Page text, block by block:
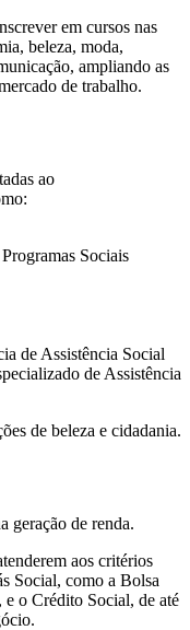
em cursos nas
beleza, moda,
ampliando as
de trabalho.
ao
Sociais
de Assistência Social
de Assistência
de beleza e cidadania.
geração de renda.
aos critérios
Social, como a Bolsa
o Crédito Social, de até